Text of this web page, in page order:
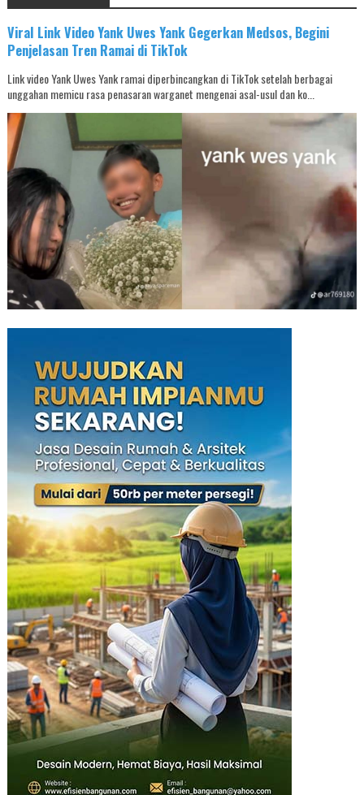
Viral Link Video Yank Uwes Yank Gegerkan Medsos, Begini
Penjelasan Tren Ramai di TikTok
Link video Yank Uwes Yank ramai diperbincangkan di TikTok setelah berbagai
unggahan memicu rasa penasaran warganet mengenai asal-usul dan ko...